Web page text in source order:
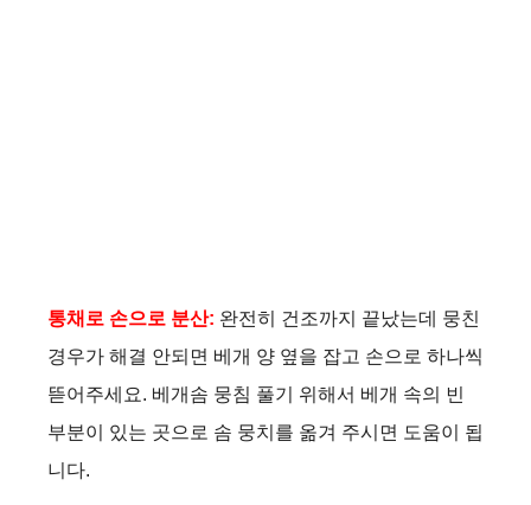
통채로 손으로 분산: 완전히 건조까지 끝났는데 뭉친
경우가 해결 안되면 베개 양 옆을 잡고 손으로 하나씩
뜯어주세요. 베개솜 뭉침 풀기 위해서 베개 속의 빈
부분이 있는 곳으로 솜 뭉치를 옮겨 주시면 도움이 됩
니다.